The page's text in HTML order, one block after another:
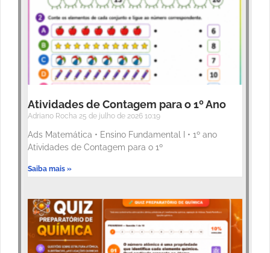
Atividades de Contagem para o 1º Ano
Adriano Rocha 25 de julho de 2026 10:19
Ads Matemática • Ensino Fundamental I • 1º ano
Atividades de Contagem para o 1º
Saiba mais »